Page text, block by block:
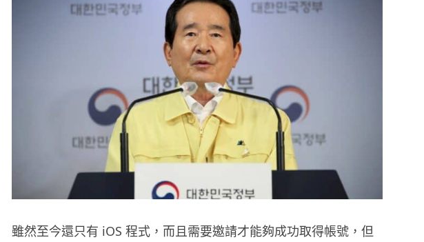
雖然至今還只有 iOS 程式，而且需要邀請才能夠成功取得帳號，但